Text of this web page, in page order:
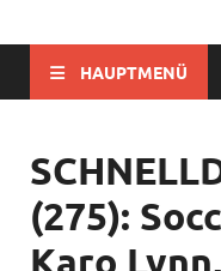
HAUPTMENÜ
(275):